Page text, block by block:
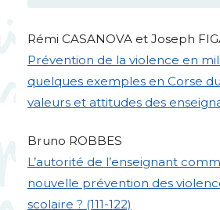
Rémi CASANOVA et Joseph
Prévention de la violence en
quelques exemples en Corse
valeurs et attitudes des
Bruno ROBBES
L’autorité de l’enseignant
nouvelle prévention des
scolaire ? (111-122)